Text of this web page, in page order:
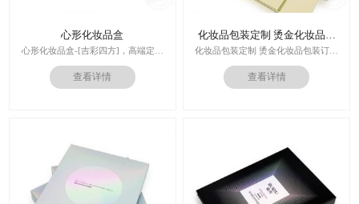
心形化妆品盒
心形化妆品盒-[吉彩四方]，高端定制
走心的礼品包装盒
多对1服务,德国SGD技术,3.0创意视觉
设计,实体工厂,德国海德堡7色UV印刷
查看详情
化妆品包装定制 烫金化妆品包
装订做
化妆品包装定制 烫金化妆品包装订做
厂家
印刷技术：专色印刷/四色印刷
周期：签订合同确认样板后7-15个工
作日
运输：全球发货，售后无忧
查看详情